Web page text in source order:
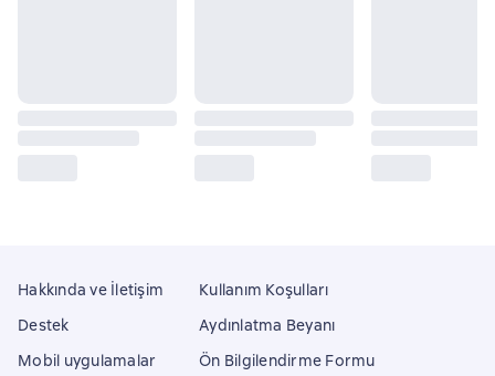
Hakkında ve İletişim
Destek
Mobil uygulamalar
Kullanım Koşulları
Aydınlatma Beyanı
Ön Bilgilendirme Formu